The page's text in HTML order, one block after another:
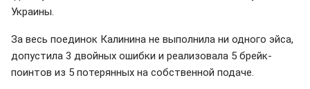
Украины.
За весь поединок Калинина не выполнила ни одного эйса,
допустила 3 двойных ошибки и реализовала 5 брейк-
поинтов из 5 потерянных на собственной подаче.